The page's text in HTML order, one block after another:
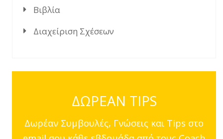
Βιβλία
Διαχείριση Σχέσεων
ΔΩΡΕΑΝ TIPS
Δωρέαν Συμβουλές, Γνώσεις και Tips στο